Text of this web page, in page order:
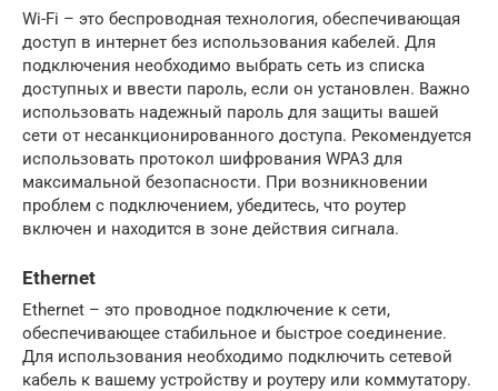
Wi-Fi – это беспроводная технология, обеспечивающая
доступ в интернет без использования кабелей. Для
подключения необходимо выбрать сеть из списка
доступных и ввести пароль, если он установлен. Важно
использовать надежный пароль для защиты вашей
сети от несанкционированного доступа. Рекомендуется
использовать протокол шифрования WPA3 для
максимальной безопасности. При возникновении
проблем с подключением, убедитесь, что роутер
включен и находится в зоне действия сигнала.
Ethernet
Ethernet – это проводное подключение к сети,
обеспечивающее стабильное и быстрое соединение.
Для использования необходимо подключить сетевой
кабель к вашему устройству и роутеру или коммутатору.